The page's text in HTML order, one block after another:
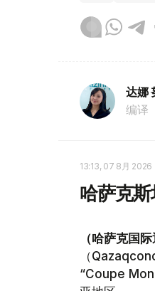
达娜
编译
13:13, 07 8月 2026
哈萨克
（哈萨克国际
（
“Coupe